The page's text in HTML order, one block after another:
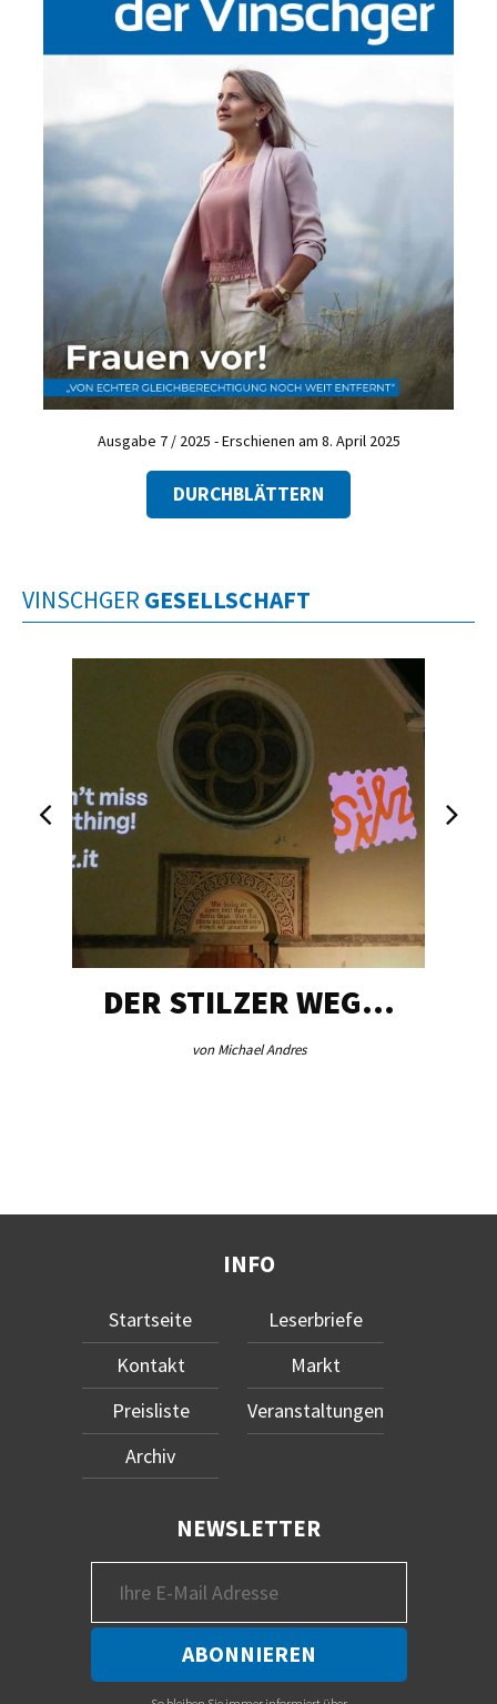
Ausgabe 7 / 2025 - Erschienen am 8. April 2025
DURCHBLÄTTERN
VINSCHGER GESELLSCHAFT
DER STILZER WEG…
von Michael Andres
INFO
Startseite
Kontakt
Preisliste
Archiv
Leserbriefe
Markt
Veranstaltungen
NEWSLETTER